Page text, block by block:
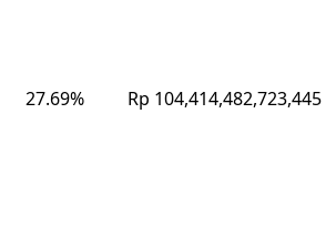
27.69% Rp 104,414,482,723,445